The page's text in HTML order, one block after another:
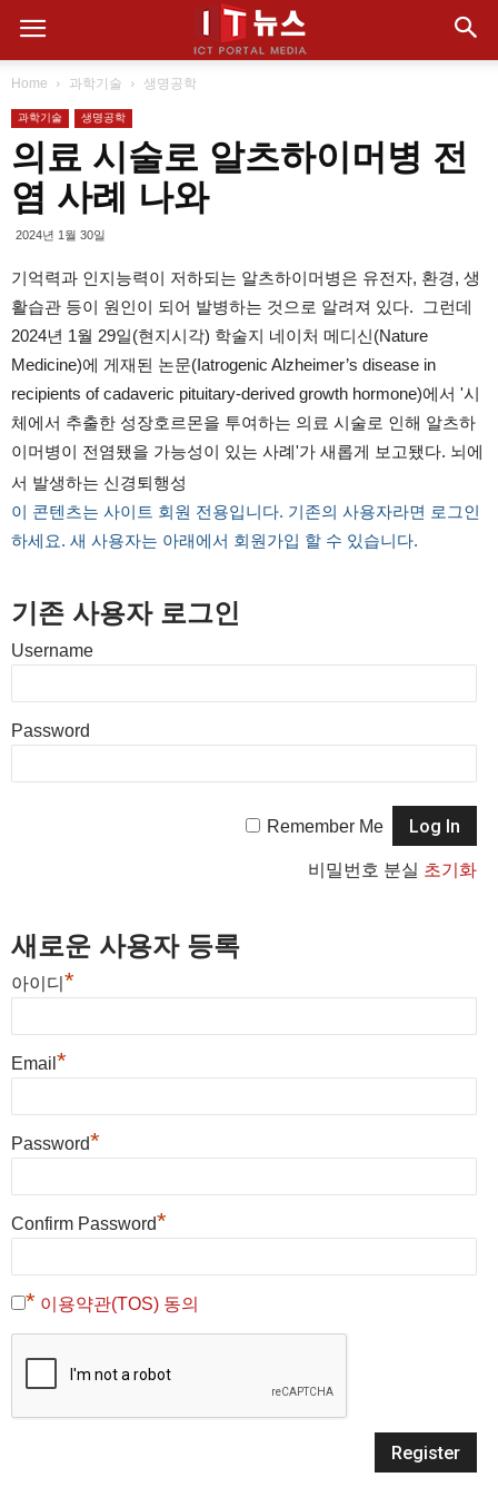
Home 과학기술 생명공학
과학기술 생명공학
의료 시술로 알츠하이머병 전
염 사례 나와
2024년 1월 30일
기억력과 인지능력이 저하되는 알츠하이머병은 유전자, 환경, 생
활습관 등이 원인이 되어 발병하는 것으로 알려져 있다. 그런데
2024년 1월 29일(현지시각) 학술지 네이처 메디신(Nature
Medicine)에 게재된 논문(Iatrogenic Alzheimer’s disease in
recipients of cadaveric pituitary-derived growth hormone)에서 '시
체에서 추출한 성장호르몬을 투여하는 의료 시술로 인해 알츠하
이머병이 전염됐을 가능성이 있는 사례'가 새롭게 보고됐다. 뇌에
서 발생하는 신경퇴행성
이 콘텐츠는 사이트 회원 전용입니다. 기존의 사용자라면 로그인
하세요. 새 사용자는 아래에서 회원가입 할 수 있습니다.
기존 사용자 로그인
Username
Password
Remember Me
비밀번호 분실 초기화
새로운 사용자 등록
아이디 *
Email *
Password*
Confirm Password*
* 이용약관(TOS) 동의